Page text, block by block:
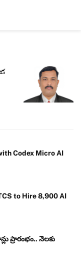
Codex Micro AI
to Hire 8,900 AI
ప్రారంభం.. నెలకు